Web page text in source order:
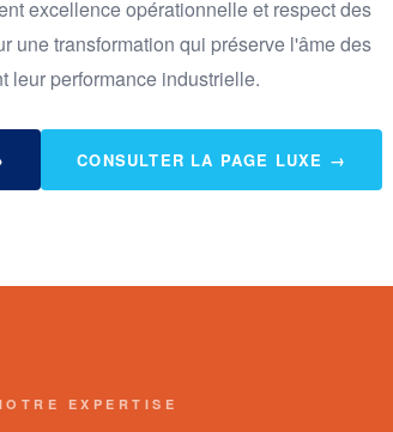
excellence opérationnelle et respect des
une transformation qui préserve l'âme des
leur performance industrielle.
CONSULTER LA PAGE LUXE →
EXPERTISE